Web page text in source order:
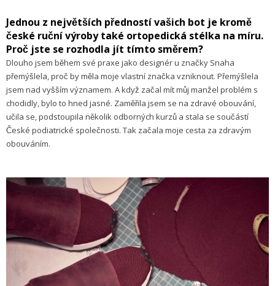
Jednou z největších předností vašich bot je kromě
české ruční výroby také ortopedická stélka na míru.
Proč jste se rozhodla jít tímto směrem?
Dlouho jsem během své praxe jako designér u značky Snaha
přemýšlela, proč by měla moje vlastní značka vzniknout. Přemýšlela
jsem nad vyšším významem. A když začal mít můj manžel problém s
chodidly, bylo to hned jasné. Zaměřila jsem se na zdravé obouvání,
učila se, podstoupila několik odborných kurzů a stala se součástí
České podiatrické společnosti. Tak začala moje cesta za zdravým
obouváním.